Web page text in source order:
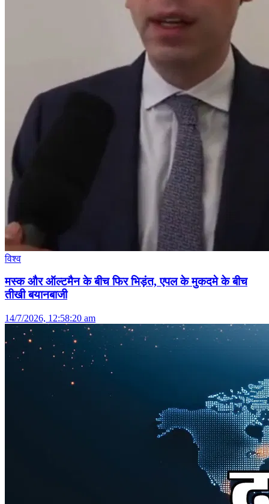
विश्व
मस्क और ऑल्टमैन के बीच फिर भिड़ंत, एपल के मुकदमे के बीच
तीखी बयानबाजी
14/7/2026, 12:58:20 am